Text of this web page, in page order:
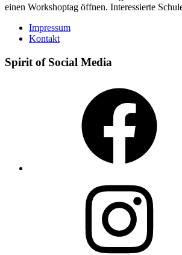
einen Workshoptag öffnen. Interessierte
Impressum
Kontakt
Spirit of Social Media